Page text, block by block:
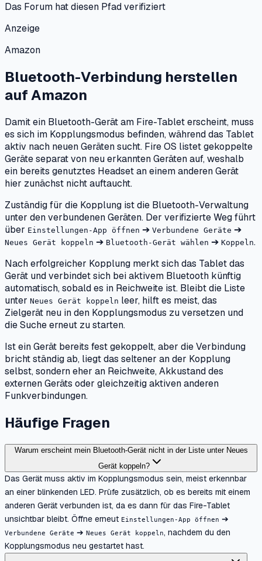
Das Forum hat diesen Pfad verifiziert
Anzeige
Amazon
Bluetooth-Verbindung herstellen
aufAmazon
Damit ein Bluetooth-Gerät am Fire-Tablet erscheint, muss
es sich im Kopplungsmodus befinden, während das Tablet
aktiv nach neuen Geräten sucht. Fire OS listet gekoppelte
Geräte separat von neu erkannten Geräten auf, weshalb
ein bereits genutztes Headset an einem anderen Gerät
hier zunächst nicht auftaucht.
Zuständig für die Kopplung ist die Bluetooth-Verwaltung
unter den verbundenen Geräten. Der verifizierte Weg führt
über Einstellungen-App öffnen ➔ Verbundene Geräte ➔
Neues Gerät koppeln ➔ Bluetooth-Gerät wählen ➔ Koppeln.
Nach erfolgreicher Kopplung merkt sich das Tablet das
Gerät und verbindet sich bei aktivem Bluetooth künftig
automatisch, sobald es in Reichweite ist. Bleibt die Liste
unter Neues Gerät koppeln leer, hilft es meist, das
Zielgerät neu in den Kopplungsmodus zu versetzen und
die Suche erneut zu starten.
Ist ein Gerät bereits fest gekoppelt, aber die Verbindung
bricht ständig ab, liegt das seltener an der Kopplung
selbst, sondern eher an Reichweite, Akkustand des
externen Geräts oder gleichzeitig aktiven anderen
Funkverbindungen.
Häufige Fragen
Warum erscheint mein Bluetooth-Gerät nicht in der Liste unter Neues
Gerät koppeln?
Das Gerät muss aktiv im Kopplungsmodus sein, meist erkennbar
an einer blinkenden LED. Prüfe zusätzlich, ob es bereits mit einem
anderen Gerät verbunden ist, da es dann für das Fire-Tablet
unsichtbar bleibt. Öffne erneut Einstellungen-App öffnen ➔
Verbundene Geräte ➔ Neues Gerät koppeln, nachdem du den
Kopplungsmodus neu gestartet hast.